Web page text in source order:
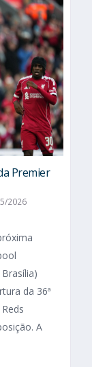
Premier
2026
da 36ª
A